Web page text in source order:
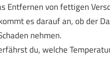
Entfernen von fettigen
es darauf an, ob der
nehmen.
du, welche